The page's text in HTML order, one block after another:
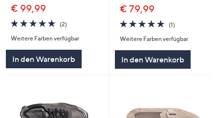
€ 99,99
5.0
von
5
(2)2
Weitere Farben verfügbar
In den Warenkorb
€ 79,99
5.0
von
5
(1)1
Weitere Farben verfügbar
In den Warenkorb